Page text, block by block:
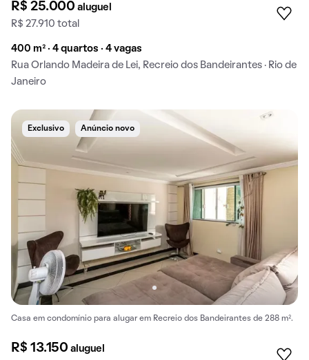
R$ 25.000aluguel
R$ 27.910 total
400 m² · 4 quartos · 4 vagas
Rua Orlando Madeira de Lei, Recreio dos Bandeirantes · Rio de
Janeiro
Exclusivo Anúncio novo
Casa em condomínio para alugar em Recreio dos Bandeirantes de 288 m².
R$ 13.150aluguel